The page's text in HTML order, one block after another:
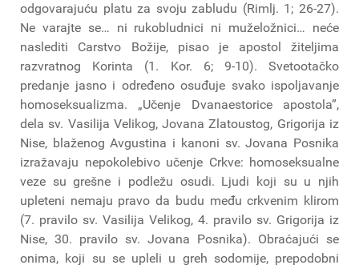
odgovarajuću platu za svoju zabludu (Rimlj. 1; 26-27).
Ne varajte se… ni rukobludnici ni muželožnici… neće
naslediti Carstvo Božije, pisao je apostol žiteljima
razvratnog Korinta (1. Kor. 6; 9-10). Svetootačko
predanje jasno i određeno osuđuje svako ispoljavanje
homoseksualizma. „Učenje Dvanaestorice apostola”,
dela sv. Vasilija Velikog, Jovana Zlatoustog, Grigorija iz
Nise, blaženog Avgustina i kanoni sv. Jovana Posnika
izražavaju nepokolebivo učenje Crkve: homoseksualne
veze su grešne i podležu osudi. Ljudi koji su u njih
upleteni nemaju pravo da budu među crkvenim klirom
(7. pravilo sv. Vasilija Velikog, 4. pravilo sv. Grigorija iz
Nise, 30. pravilo sv. Jovana Posnika). Obraćajući se
onima, koji su se upleli u greh sodomije, prepodobni